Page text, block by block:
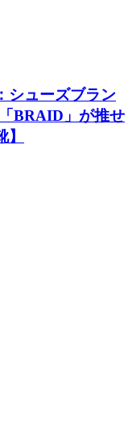
シューズブラン
BRAID」が推せ